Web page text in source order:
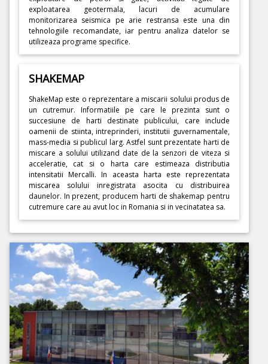
exploatarea geotermala, lacuri de acumulare
monitorizarea seismica pe arie restransa este una din
tehnologiile recomandate, iar pentru analiza datelor se
utilizeaza programe specifice.
SHAKEMAP
ShakeMap este o reprezentare a miscarii solului produs de
un cutremur. Informatiile pe care le prezinta sunt o
succesiune de harti destinate publicului, care include
oamenii de stiinta, intreprinderi, institutii guvernamentale,
mass-media si publicul larg. Astfel sunt prezentate harti de
miscare a solului utilizand date de la senzori de viteza si
acceleratie, cat si o harta care estimeaza distributia
intensitatii Mercalli. In aceasta harta este reprezentata
miscarea solului inregistrata asocita cu distribuirea
daunelor. In prezent, producem harti de shakemap pentru
cutremure care au avut loc in Romania si in vecinatatea sa.